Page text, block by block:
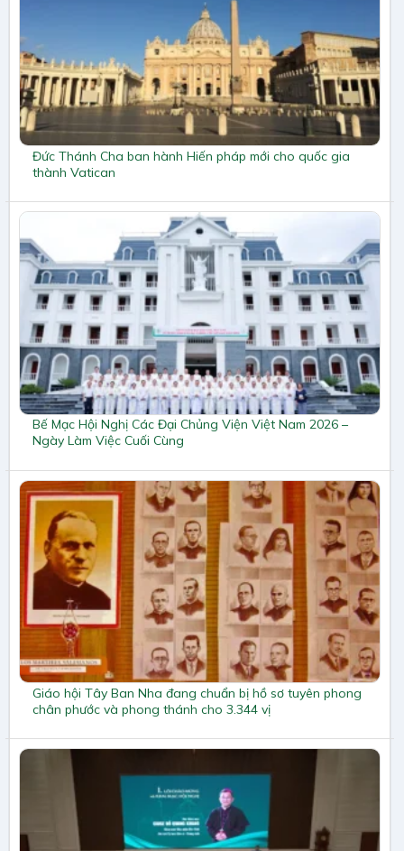
Đức Thánh Cha ban hành Hiến pháp mới cho quốc gia
thành Vatican
Bế Mạc Hội Nghị Các Đại Chủng Viện Việt Nam 2026 –
Ngày Làm Việc Cuối Cùng
Giáo hội Tây Ban Nha đang chuẩn bị hồ sơ tuyên phong
chân phước và phong thánh cho 3.344 vị